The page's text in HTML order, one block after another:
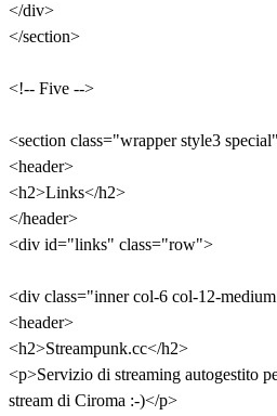
</div>
</section>
<!-- Five -->
<section class="wrapper style3
<header>
<h2>Links</h2>
</header>
<div id="links" class="row">
<div class="inner col-6 col-12-
<header>
<h2>Streampunk.cc</h2>
<p>Servizio di streaming autogestito
stream di Ciroma :-)</p>